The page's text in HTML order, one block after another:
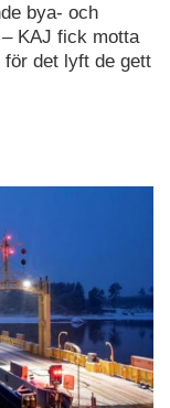
bya- och
KAJ fick motta
det lyft de gett